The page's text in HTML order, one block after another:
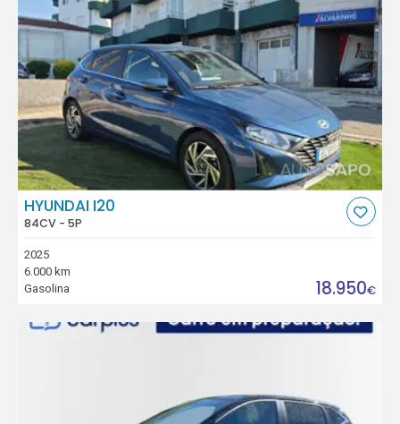
HYUNDAI I20
84CV - 5P
2025
6.000 km
Gasolina
18.950€